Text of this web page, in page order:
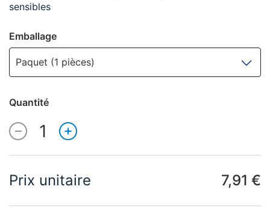
sensibles
Emballage
Paquet (1 pièces)
Quantité
Quantité
1
Prix unitaire 7,91 €